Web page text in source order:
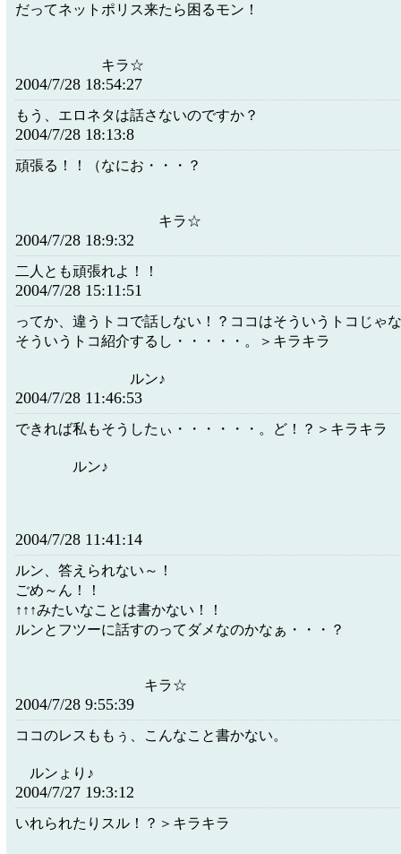
だってネットポリス来たら困るモン！
キラ☆
2004/7/28 18:54:27
もう、エロネタは話さないのですか？
2004/7/28 18:13:8
頑張る！！（なにお・・・？
キラ☆
2004/7/28 18:9:32
二人とも頑張れよ！！
2004/7/28 15:11:51
ってか、違うトコで話しない！？ココはそういうトコじゃ
そういうトコ紹介するし・・・・・。＞キラキラ
ルン♪
2004/7/28 11:46:53
できれば私もそうしたぃ・・・・・・。ど！？＞キラキラ
ルン♪
2004/7/28 11:41:14
ルン、答えられない～！
ごめ～ん！！
↑↑↑みたいなことは書かない！！
ルンとフツーに話すのってダメなのかなぁ・・・？
キラ☆
2004/7/28 9:55:39
ココのレスももぅ、こんなこと書かない。
ルンょり♪
2004/7/27 19:3:12
いれられたりスル！？＞キラキラ